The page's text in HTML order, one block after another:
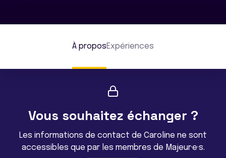
À proposExpériences
Vous souhaitez échanger ?
Les informations de contact de Caroline ne sont
accessibles que par les membres de Majeur·e·s.